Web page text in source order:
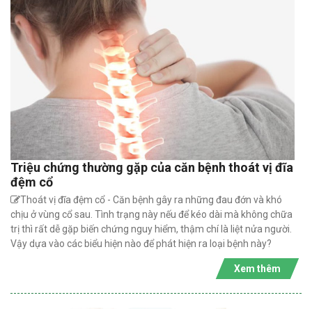
Triệu chứng thường gặp của căn bệnh thoát vị đĩa
đệm cổ
Thoát vị đĩa đệm cổ - Căn bệnh gây ra những đau đớn và khó
chịu ở vùng cổ sau. Tình trạng này nếu để kéo dài mà không chữa
trị thì rất dễ gặp biến chứng nguy hiểm, thậm chí là liệt nửa người.
Vậy dựa vào các biểu hiện nào để phát hiện ra loại bệnh này?
Xem thêm